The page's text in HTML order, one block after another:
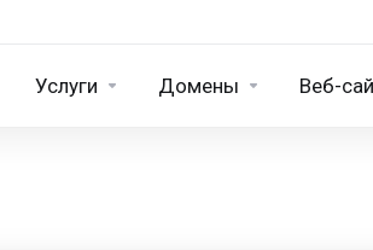
Услуги Домены Веб-